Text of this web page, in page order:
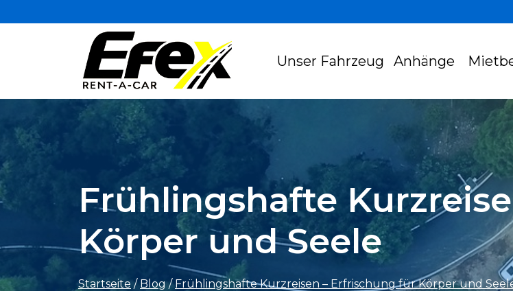
Unser Fahrzeug Anhänge
Frühlingshafte
Körper und Seele
Startseite / Blog / Frühlingshafte Kurzreisen – Erfrischung für Körper und